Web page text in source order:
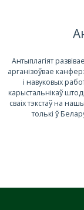
Антыплагіят
арганізоўвае
і навуковых
карыстальнікаў
сваіх тэкстаў на
толькі ў